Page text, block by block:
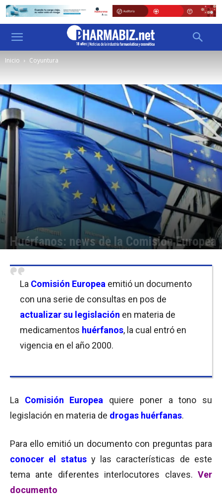
Inicio Coyuntura
Huérfanos: news de la Comisión Europea
La Comisión Europea emitió un documento
con una serie de consultas en pos de
actualizarsu legislación en materia de
medicamentos huérfanos, la cual entró en
vigencia en el año 2000.
La Comisión Europea quiere poner a tono su
legislación en materia de drogas huérfanas.
Para ello emitió un documento con preguntas para
conocer el statusy las características de este
tema ante diferentes interlocutores claves. Ver
documento